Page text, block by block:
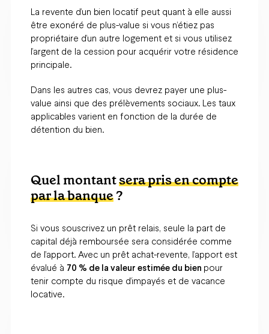
La revente d’un bien locatif peut quant à elle aussi
être exonéré de plus-value si vous n’étiez pas
propriétaire d’un autre logement et si vous utilisez
l’argent de la cession pour acquérir votre résidence
principale.
Dans les autres cas, vous devrez payer une plus-
value ainsi que des prélèvements sociaux. Les taux
applicables varient en fonction de la durée de
détention du bien.
Quel montantsera pris en compte
par la banque?
Si vous souscrivez un prêt relais, seule la part de
capital déjà remboursée sera considérée comme
de l’apport. Avec un prêt achat-revente, l’apport est
évalué à 70 % de la valeur estimée du bien pour
tenir compte du risque d’impayés et de vacance
locative.